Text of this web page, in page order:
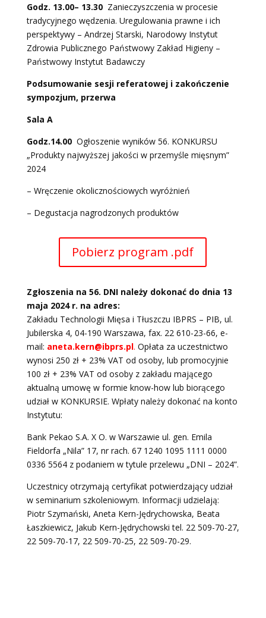
Godz. 13.00– 13.30 Zanieczyszczenia w procesie
tradycyjnego wędzenia. Uregulowania prawne i ich
perspektywy – Andrzej Starski, Narodowy Instytut
Zdrowia Publicznego Państwowy Zakład Higieny –
Państwowy Instytut Badawczy
Podsumowanie sesji referatowej i zakończenie
sympozjum, przerwa
Sala A
Godz.14.00 Ogłoszenie wyników 56. KONKURSU
„Produkty najwyższej jakości w przemyśle mięsnym”
2024
– Wręczenie okolicznościowych wyróżnień
– Degustacja nagrodzonych produktów
Pobierz program .pdf
Zgłoszenia na 56. DNI należy dokonać do dnia 13
maja 2024 r. na adres:
Zakładu Technologii Mięsa i Tłuszczu IBPRS – PIB, ul.
Jubilerska 4, 04-190 Warszawa, fax. 22 610-23-66, e-
mail: aneta.kern@ibprs.pl. Opłata za uczestnictwo
wynosi 250 zł + 23% VAT od osoby, lub promocyjnie
100 zł + 23% VAT od osoby z zakładu mającego
aktualną umowę w formie know-how lub biorącego
udział w KONKURSIE. Wpłaty należy dokonać na konto
Instytutu:
Bank Pekao S.A. X O. w Warszawie ul. gen. Emila
Fieldorfa „Nila” 17, nr rach. 67 1240 1095 1111 0000
0336 5564 z podaniem w tytule przelewu „DNI – 2024”.
Uczestnicy otrzymają certyfikat potwierdzający udział
w seminarium szkoleniowym. Informacji udzielają:
Piotr Szymański, Aneta Kern-Jędrychowska, Beata
Łaszkiewicz, Jakub Kern-Jędrychowski tel. 22 509-70-27,
22 509-70-17, 22 509-70-25, 22 509-70-29.